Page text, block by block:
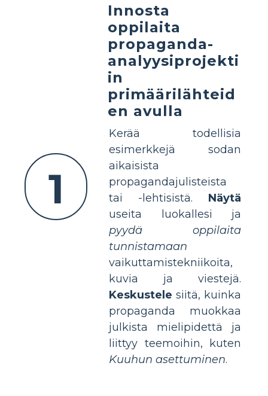
1
Innosta
oppilaita
propaganda-
analyysiprojekti
in
primäärilähteid
en avulla
Kerää todellisia
esimerkkejä sodan
aikaisista
propagandajulisteista
tai -lehtisistä. Näytä
useita luokallesi ja
pyydä oppilaita
tunnistamaan
vaikuttamistekniikoita,
kuvia ja viestejä.
Keskustele siitä, kuinka
propaganda muokkaa
julkista mielipidettä ja
liittyy teemoihin, kuten
Kuuhun asettuminen.